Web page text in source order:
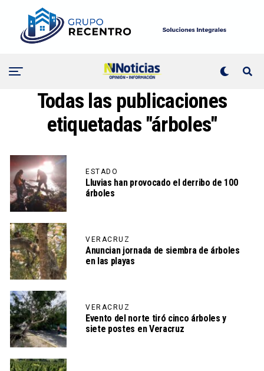
Todas las publicaciones
etiquetadas "árboles"
ESTADO
Lluvias han provocado el derribo de 100
árboles
VERACRUZ
Anuncian jornada de siembra de árboles
en las playas
VERACRUZ
Evento del norte tiró cinco árboles y
siete postes en Veracruz